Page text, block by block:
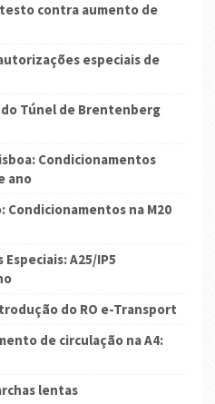
contra aumento de
especiais de
Túnel de Brentenberg
Condicionamentos
ano
Condicionamentos na M20
A25/IP5
do RO e-Transport
de circulação na A4:
lentas